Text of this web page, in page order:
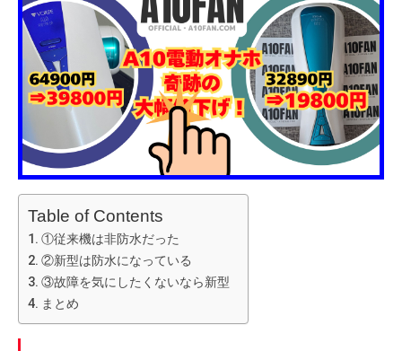
Table of Contents
①従来機は非防水だった
②新型は防水になっている
③故障を気にしたくないなら新型
まとめ